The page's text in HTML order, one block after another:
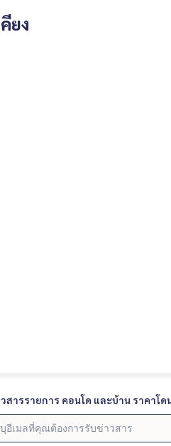
ยง
สารรายการ คอนโด และบ้าน ราคาโด